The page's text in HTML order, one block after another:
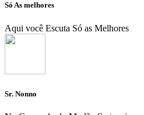
Só As melhores
Aqui você Escuta Só as Melhores
Sr. Nonno